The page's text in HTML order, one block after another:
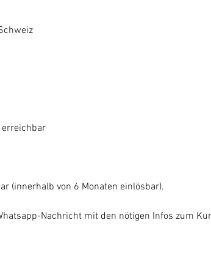
(innerhalb von 6 Monaten einlösbar).
Nachricht mit den nötigen Infos zum